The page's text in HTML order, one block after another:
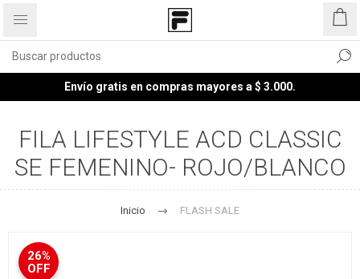
Envío gratis en compras mayores a $ 3.000.
FILA LIFESTYLE ACD CLASSIC
SE FEMENINO- ROJO/BLANCO
Inicio FLASH SALE
26%
OFF